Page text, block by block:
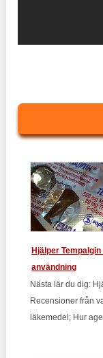
Hjälper
användning
Nästa lär du dig:
Recensioner från
läkemedel; Hur